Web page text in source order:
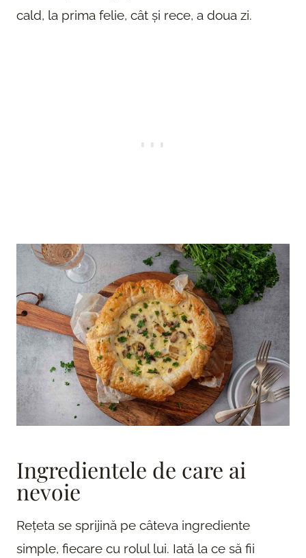
cald, la prima felie, cât și rece, a doua zi.
Ingredientele de care ai
nevoie
Rețeta se sprijină pe câteva ingrediente
simple, fiecare cu rolul lui. Iată la ce să fii